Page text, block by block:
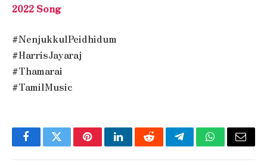
2022 Song
#NenjukkulPeidhidum
#HarrisJayaraj
#Thamarai
#TamilMusic
FacebookTwitterPinterestLinkedInRedditTelegramWhatsApp
Email